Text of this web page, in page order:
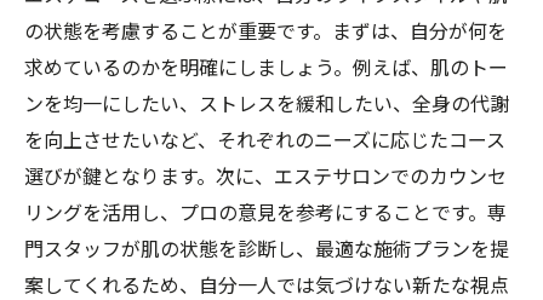
施術後のリフレッシュ方法とその効果
エステで叶える内側から輝く美しさの秘訣
肌質改善を目的としたエステトリートメン
ト
内面美を引き出すエステの効果
エステで実現する総合的な美のアプローチ
の状態を考慮することが重要です。まずは、自分が何を
求めているのかを明確にしましょう。例えば、肌のトー
ンを均一にしたい、ストレスを緩和したい、全身の代謝
を向上させたいなど、それぞれのニーズに応じたコース
選びが鍵となります。次に、エステサロンでのカウンセ
リングを活用し、プロの意見を参考にすることです。専
門スタッフが肌の状態を診断し、最適な施術プランを提
案してくれるため、自分一人では気づけない新たな視点